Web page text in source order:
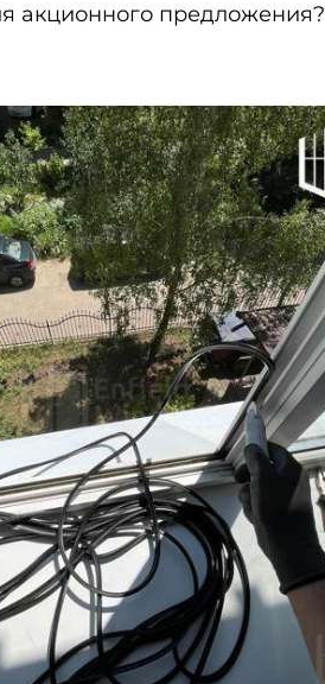
акционного предложения?